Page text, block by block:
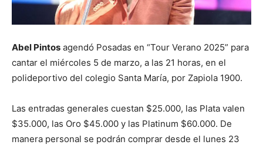
Abel Pintos agendó Posadas en “Tour Verano 2025” para
cantar el miércoles 5 de marzo, a las 21 horas, en el
polideportivo del colegio Santa María, por Zapiola 1900.
Las entradas generales cuestan $25.000, las Plata valen
$35.000, las Oro $45.000 y las Platinum $60.000. De
manera personal se podrán comprar desde el lunes 23